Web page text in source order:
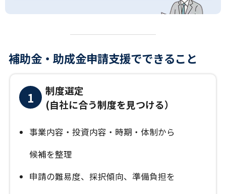
補助金・助成金申請支援でできること
1
制度選定
(自社に合う制度を見つける）
事業内容・投資内容・時期・体制から
候補を整理
申請の難易度、採択傾向、準備負担を